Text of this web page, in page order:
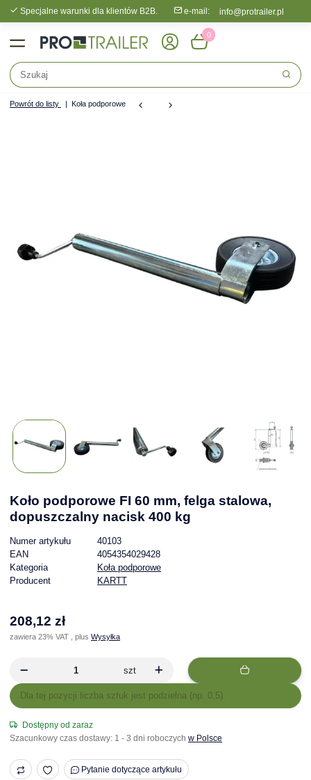
Specjalne warunki dla klientów B2B. e-mail: info@protrailer.pl
0
Powrót do listy Koła podporowe
Koło podporowe FI 60 mm, felga stalowa,
dopuszczalny nacisk 400 kg
Numer artykułu
40103
EAN
4054354029428
Kategoria
Koła podporowe
Producent
KARTT
208,12 zł
zawiera 23% VAT , plus Wysyłka
szt
xDla tej pozycji liczba sztuk jest podzielna (np. 0,5).
Dostępny od zaraz
Szacunkowy czas dostawy: 1 - 3 dni roboczych w Polsce
Pytanie dotyczące artykułu